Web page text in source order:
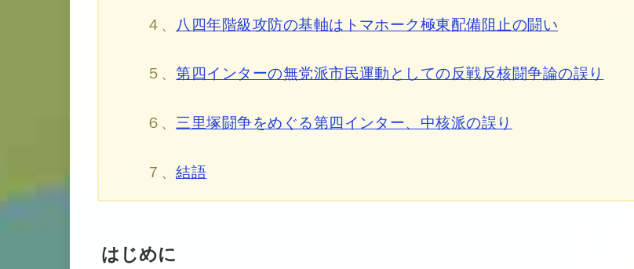
４、 八四年階級攻防の基軸はトマホーク極東配備阻止の闘い
５、第四インターの無党派市民運動としての反戦反核闘争論の誤り
６、三里塚闘争をめぐる第四インター、中核派の誤り
７、結語
はじめに